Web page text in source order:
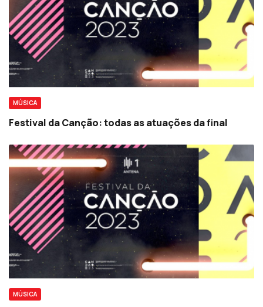
MÚSICA
Festival da Canção: todas as atuações da final
MÚSICA